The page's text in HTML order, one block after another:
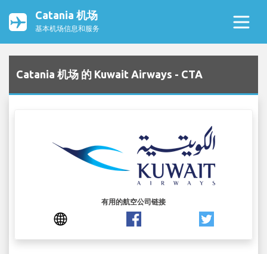
Catania 机场
基本机场信息和服务
Catania 机场 的 Kuwait Airways - CTA
有用的航空公司链接